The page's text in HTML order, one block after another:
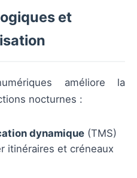
et
améliore la
nocturnes :
dynamique (TMS)
itinéraires et créneaux